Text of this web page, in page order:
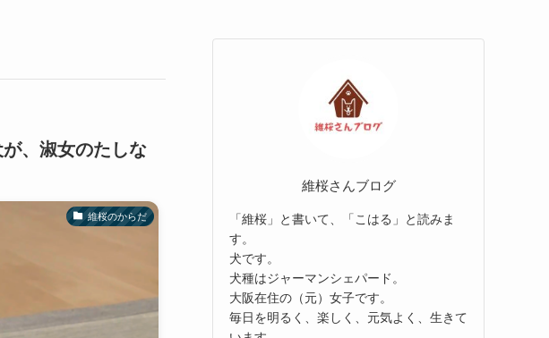
、淑女のたしな
維桜のからだ
維桜さんブログ
「維桜」と書いて、「こはる」と読みま
す。
犬です。
犬種はジャーマンシェパード。
大阪在住の（元）女子です。
毎日を明るく、楽しく、元気よく、生きて